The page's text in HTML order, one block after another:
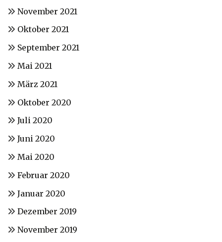
November 2021
Oktober 2021
September 2021
Mai 2021
März 2021
Oktober 2020
Juli 2020
Juni 2020
Mai 2020
Februar 2020
Januar 2020
Dezember 2019
November 2019